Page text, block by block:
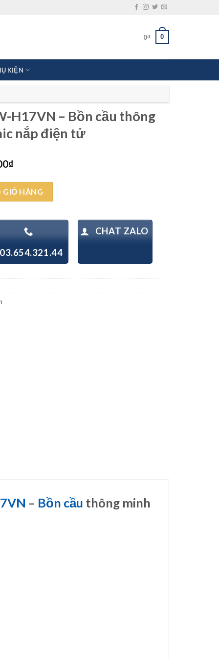
0₫ 0
KIỆN
H17VN – Bồn cầu thông
nắp điện tử
₫
tại
là:
12.500.000₫.
thông minh Aqua Ceramic nắp điện tử số lượng
HÀNG
03.654.321.44
CHAT ZALO
– Bồn cầu thông minh